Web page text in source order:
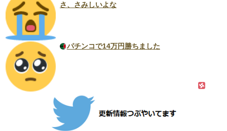
さ、さみしいよな
パチンコで14万円勝ちました